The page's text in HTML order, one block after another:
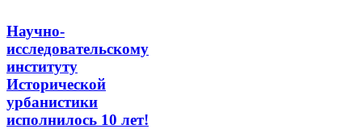
Научно-
исследовательскому
институту
Исторической
урбанистики
исполнилось 10 лет!